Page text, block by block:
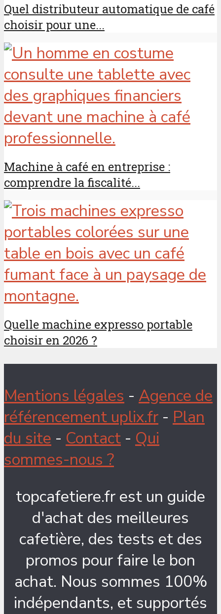
Quel distributeur automatique de café
choisir pour une...
Machine à café en entreprise :
comprendre la fiscalité...
Quelle machine expresso portable
choisir en 2026 ?
Mentions légales - Agence de
référencement uplix.fr - Plan
du site - Contact - Qui
sommes-nous ?
topcafetiere.fr est un guide
d'achat des meilleures
cafetière, des tests et des
promos pour faire le bon
achat. Nous sommes 100%
indépendants, et supportés